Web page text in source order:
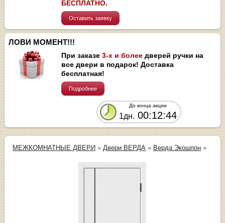
БЕСПЛАТНО.
Оставить заявку
ЛОВИ МОМЕНТ!!!
При заказе3-х и более дверей ручки на
все двери в подарок! Доставка
бесплатная!
Подробнее
До конца акции
1дн. 00:12:44
МЕЖКОМНАТНЫЕ ДВЕРИ » Двери ВЕРДА » Верда Экошпон »